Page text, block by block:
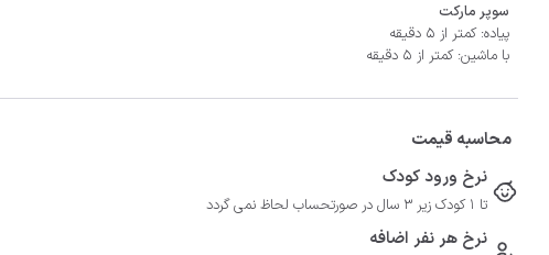
سوپر مارکت
پیاده: کمتر از 5 دقیقه
با ماشین: کمتر از 5 دقیقه
محاسبه قیمت
نرخ ورود کودک
تا 1 کودک زیر 3 سال در صورتحساب لحاظ نمی گردد
نرخ هر نفر اضافه